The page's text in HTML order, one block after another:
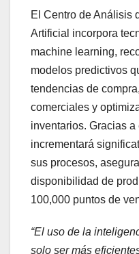
El Centro de Análisis
Artificial incorpora
machine learning,
modelos predictivos
tendencias de
comerciales y
inventarios. Gracias
incrementará
sus procesos,
disponibilidad de
100,000 puntos de
“El uso de la
solo ser más